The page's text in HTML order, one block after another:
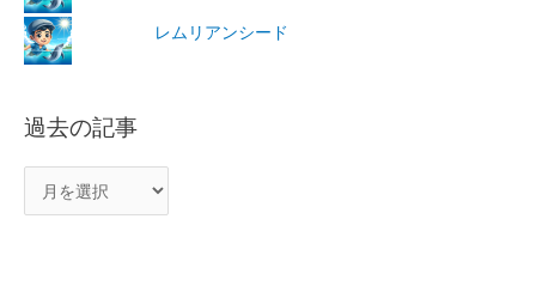
レムリアンシード
過去の記事